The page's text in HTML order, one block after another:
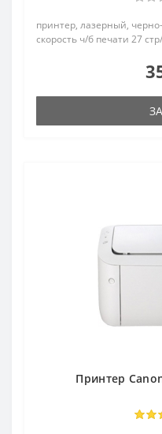
принтер, лазерный,
скорость ч/б печати 27
Принтер